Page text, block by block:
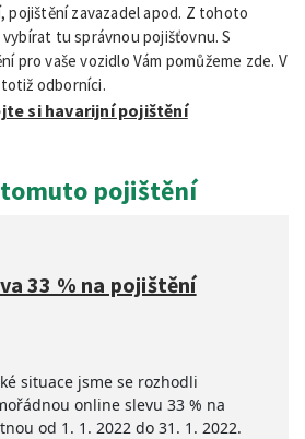
pojištění zavazadel apod. Z tohoto
tu správnou pojišťovnu. S
pro vaše vozidlo Vám pomůžeme zde. V
odborníci.
si havarijní pojištění
pojištění
33 % na pojištění
situace jsme se rozhodli
online slevu 33 % na
od 1. 1. 2022 do 31. 1. 2022.